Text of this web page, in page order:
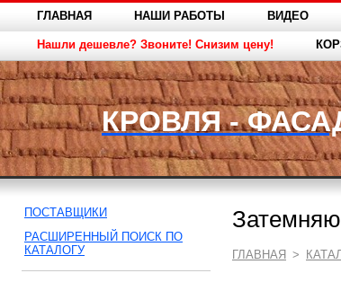
ГЛАВНАЯ НАШИ РАБОТЫ ВИДЕО
Нашли дешевле? Звоните! Снизим цену!
КРОВЛЯ -
ПОСТАВЩИКИ
РАСШИРЕННЫЙ ПОИСК ПО
КАТАЛОГУ
ГЛАВНАЯ >